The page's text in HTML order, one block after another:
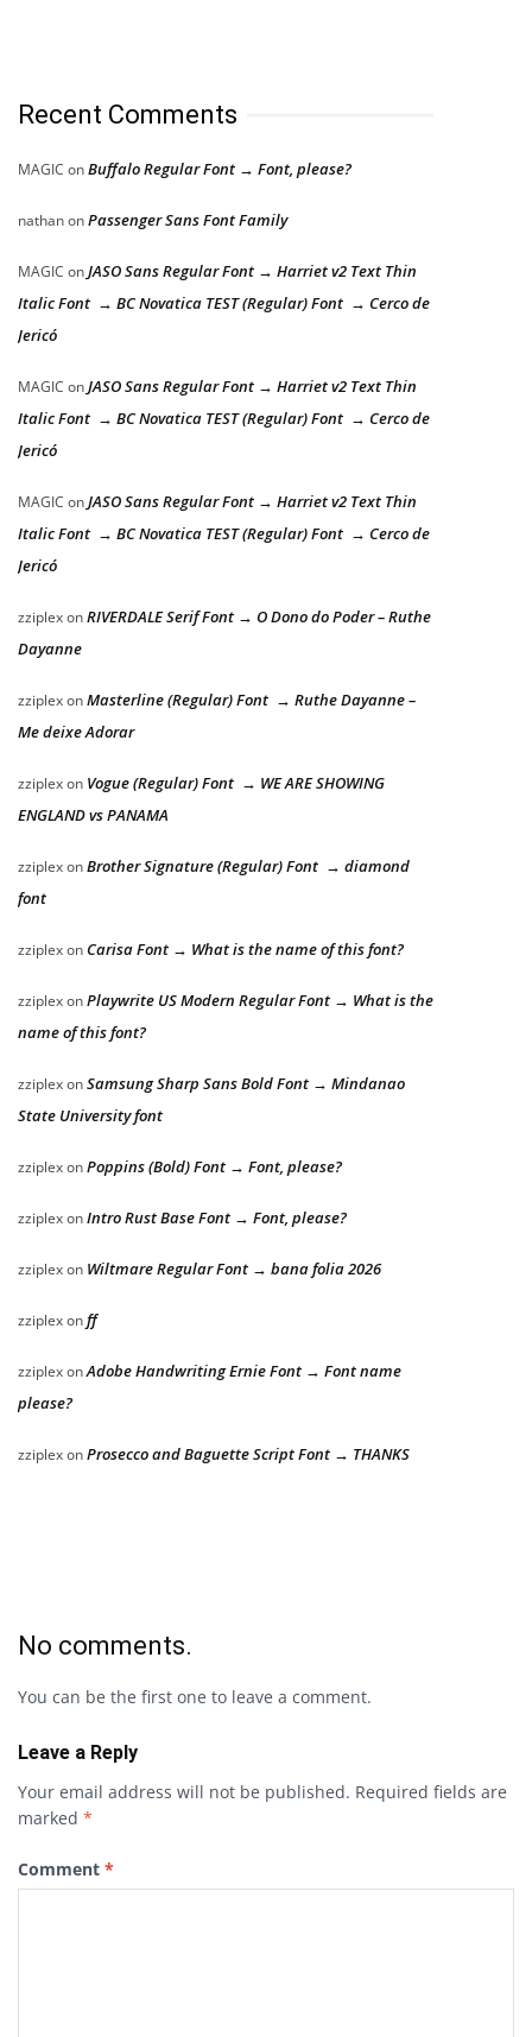
Recent Comments
MAGIC onBuffalo Regular Font → Font, please?
nathanonPassenger Sans Font Family
MAGIC onJASO Sans Regular Font → Harriet v2 Text Thin
Italic Font → BC Novatica TEST (Regular) Font → Cerco de
Jericó
MAGIC onJASO Sans Regular Font → Harriet v2 Text Thin
Italic Font → BC Novatica TEST (Regular) Font → Cerco de
Jericó
MAGIC onJASO Sans Regular Font → Harriet v2 Text Thin
Italic Font → BC Novatica TEST (Regular) Font → Cerco de
Jericó
zziplexonRIVERDALE Serif Font → O Dono do Poder – Ruthe
Dayanne
zziplexonMasterline (Regular) Font → Ruthe Dayanne –
Me deixe Adorar
zziplexon Vogue (Regular) Font → WE ARE SHOWING
ENGLAND vs PANAMA
zziplexonBrother Signature (Regular) Font → diamond
font
zziplexon Carisa Font → What is the name of this font?
zziplexonPlaywrite US Modern Regular Font → What is the
name of this font?
zziplexonSamsung Sharp Sans Bold Font → Mindanao
State University font
zziplexonPoppins (Bold) Font → Font, please?
zziplexonIntro Rust Base Font → Font, please?
zziplexon Wiltmare Regular Font → bana folia 2026
zziplexonff
zziplexonAdobe Handwriting Ernie Font → Font name
please?
zziplexonProsecco and Baguette Script Font → THANKS
No comments.
You can be the first one to leave a comment.
Leave a Reply
Your email address will not be published. Required fields are
marked *
Comment *